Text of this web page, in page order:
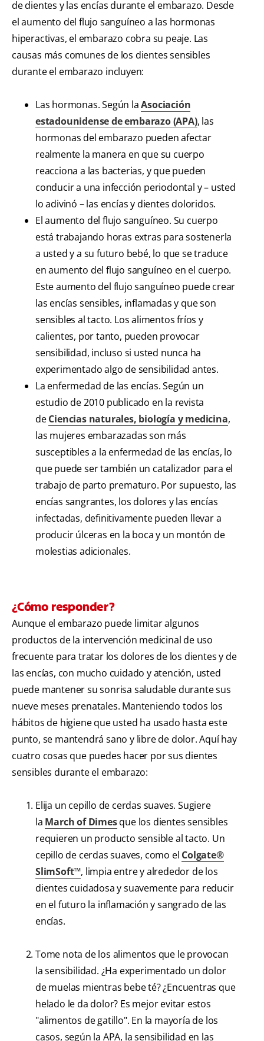
de dientes y las encías durante el embarazo. Desde
el aumento del flujo sanguíneo a las hormonas
hiperactivas, el embarazo cobra su peaje. Las
causas más comunes de los dientes sensibles
durante el embarazo incluyen:
Las hormonas. Según laAsociación
estadounidense de embarazo (APA), las
hormonas del embarazo pueden afectar
realmente la manera en que su cuerpo
reacciona a las bacterias, y que pueden
conducir a una infección periodontal y – usted
lo adivinó – las encías y dientes doloridos.
El aumento del flujo sanguíneo. Su cuerpo
está trabajando horas extras para sostenerla
a usted y a su futuro bebé, lo que se traduce
en aumento del flujo sanguíneo en el cuerpo.
Este aumento del flujo sanguíneo puede crear
las encías sensibles, inflamadas y que son
sensibles al tacto. Los alimentos fríos y
calientes, por tanto, pueden provocar
sensibilidad, incluso si usted nunca ha
experimentado algo de sensibilidad antes.
La enfermedad de las encías. Según un
estudio de 2010 publicado en la revista
deCiencias naturales, biología y medicina,
las mujeres embarazadas son más
susceptibles a la enfermedad de las encías, lo
que puede ser también un catalizador para el
trabajo de parto prematuro. Por supuesto, las
encías sangrantes, los dolores y las encías
infectadas, definitivamente pueden llevar a
producir úlceras en la boca y un montón de
molestias adicionales.
¿Cómo responder?
Aunque el embarazo puede limitar algunos
productos de la intervención medicinal de uso
frecuente para tratar los dolores de los dientes y de
las encías, con mucho cuidado y atención, usted
puede mantener su sonrisa saludable durante sus
nueve meses prenatales. Manteniendo todos los
hábitos de higiene que usted ha usado hasta este
punto, se mantendrá sano y libre de dolor. Aquí hay
cuatro cosas que puedes hacer por sus dientes
sensibles durante el embarazo:
Elija un cepillo de cerdas suaves. Sugiere
la March of Dimesque los dientes sensibles
requieren un producto sensible al tacto. Un
cepillo de cerdas suaves, como el Colgate®
SlimSoft™, limpia entre y alrededor de los
dientes cuidadosa y suavemente para reducir
en el futuro la inflamación y sangrado de las
encías.
Tome nota de los alimentos que le provocan
la sensibilidad. ¿Ha experimentado un dolor
de muelas mientras bebe té? ¿Encuentras que
helado le da dolor? Es mejor evitar estos
"alimentos de gatillo". En la mayoría de los
casos, según la APA, la sensibilidad en las